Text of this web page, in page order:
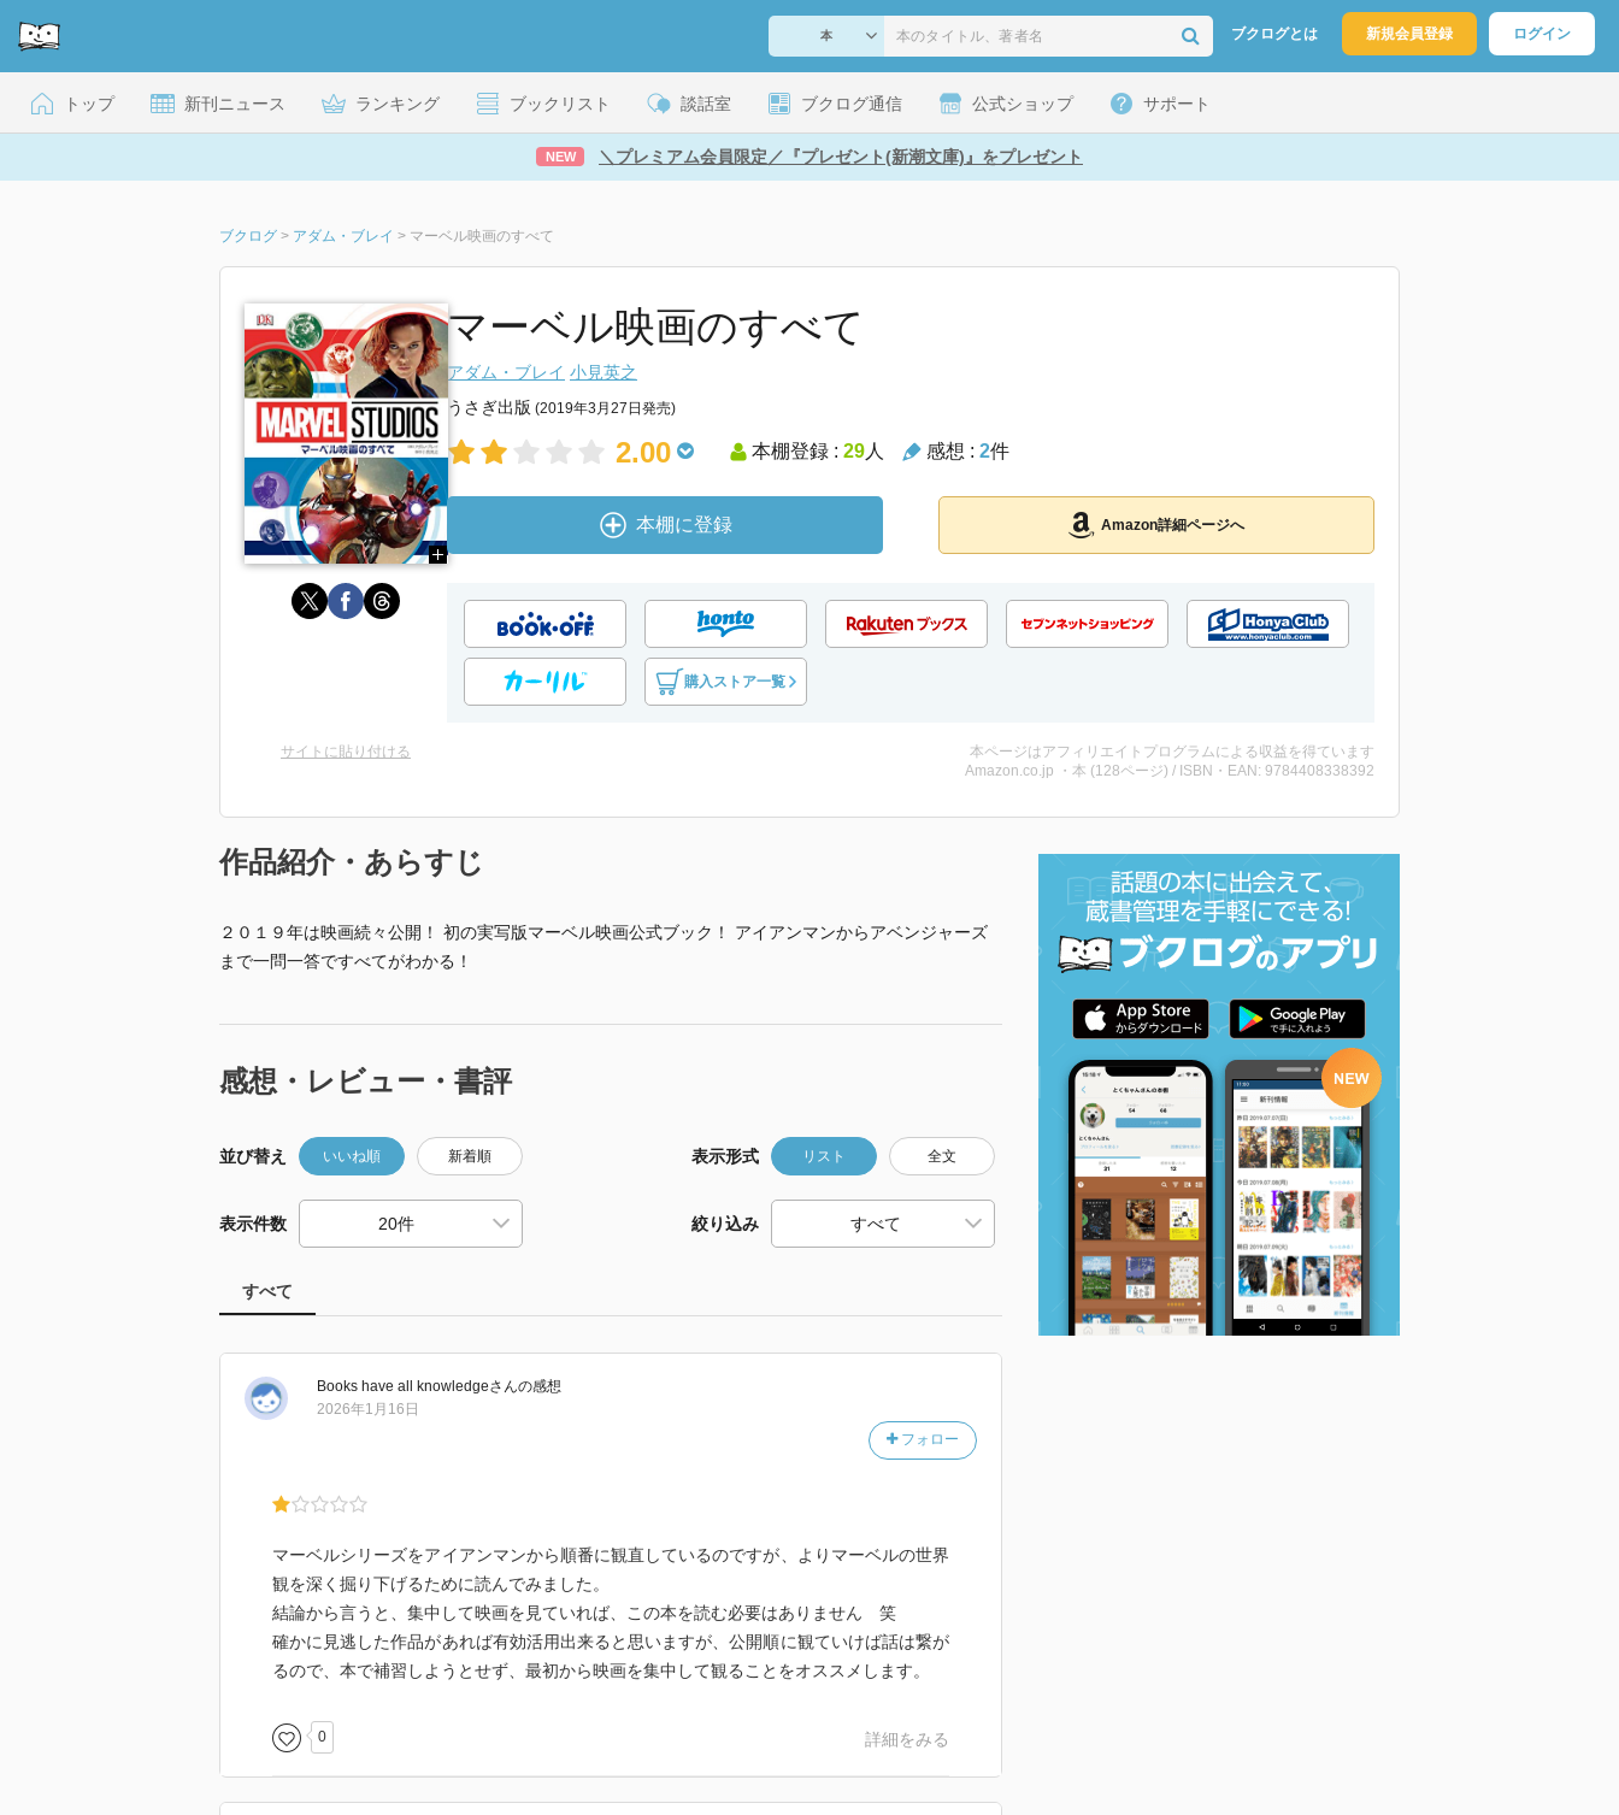
ブクログとは 新規会員登録 ログイン
トップ 新刊ニュース ランキング ブックリスト 談話室 ブクログ通信 公式ショップ サポート
NEW ＼プレミアム会員限定／『プレゼント(新潮文庫)』をプレゼント
ブクログ > アダム・ブレイ > マーベル映画のすべて
マーベル映画のすべて
アダム・ブレイ 小見英之
うさぎ出版 (2019年3月27日発売)
2.00 本棚登録 : 29人 感想 : 2件
本棚に登録 Amazon詳細ページへ
購入ストア一覧
サイトに貼り付ける
本ページはアフィリエイトプログラムによる収益を得ています
Amazon.co.jp ・本 (128ページ) / ISBN・EAN: 9784408338392
作品紹介・あらすじ
２０１９年は映画続々公開！ 初の実写版マーベル映画公式ブック！ アイアンマンからアベンジャーズ
まで一問一答ですべてがわかる！
感想・レビュー・書評
並び替え いいね順 新着順 表示形式 リスト 全文
表示件数 絞り込み
すべて
Books have all knowledgeさんの感想
フォロー
2026年1月16日
マーベルシリーズをアイアンマンから順番に観直しているのですが、よりマーベルの世界
観を深く掘り下げるために読んでみました。
結論から言うと、集中して映画を見ていれば、この本を読む必要はありません 笑
確かに見逃した作品があれば有効活用出来ると思いますが、公開順に観ていけば話は繋が
るので、本で補習しようとせず、最初から映画を集中して観ることをオススメします。
0 詳細をみる